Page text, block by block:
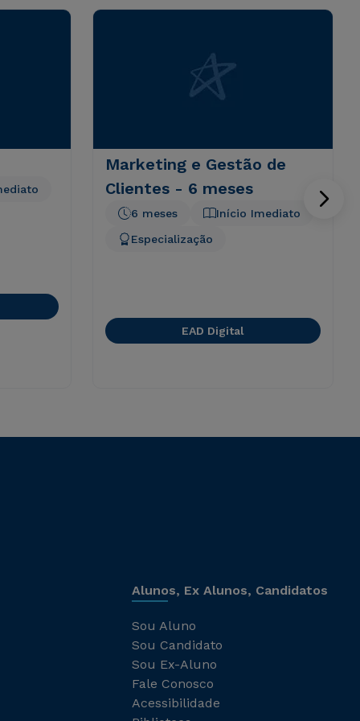
Marketing e Gestão de
Clientes - 6 meses
Início Imediato
6 meses
Especialização
EAD Digital
Alunos, Ex Alunos, Candidatos
Sou Aluno
Sou Candidato
Sou Ex-Aluno
Fale Conosco
Acessibilidade